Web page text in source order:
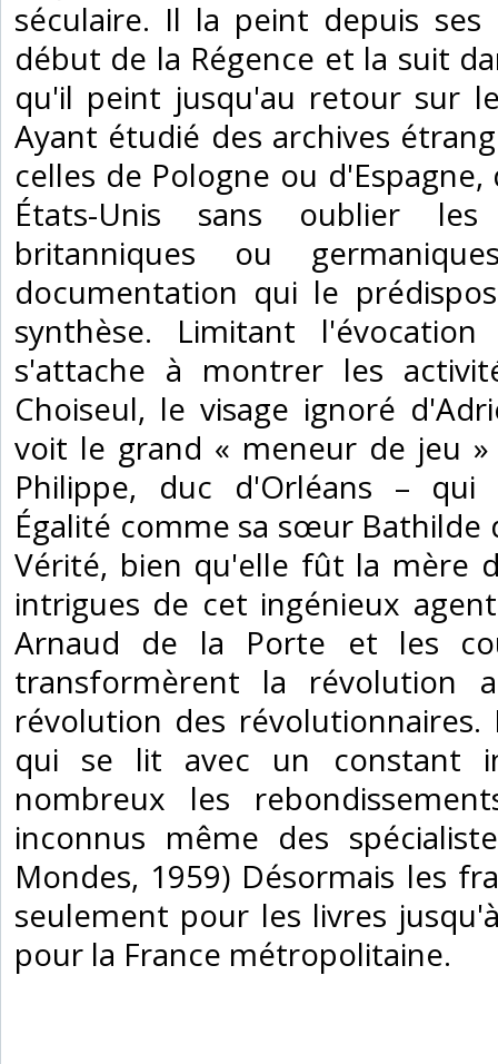
séculaire. Il la peint depuis
début de la Régence et la suit
qu'il peint jusqu'au retour sur
Ayant étudié des archives
celles de Pologne ou
États-Unis sans oublier les
britanniques ou
documentation qui le
synthèse. Limitant
s'attache à montrer les
Choiseul, le visage ignoré
voit le grand « meneur de jeu
Philippe, duc d'Orléans – qui
Égalité comme sa sœur Bathilde
Vérité, bien qu'elle fût la mère
intrigues de cet ingénieux
Arnaud de la Porte et les
transformèrent la révolution
révolution des
qui se lit avec un constant
nombreux les
inconnus même des
Mondes, 1959) Désormais les
seulement pour les livres
pour la France métropolitaine.‎